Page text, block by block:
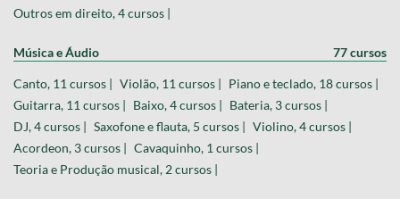
Outros em direito, 4 cursos |
Música e Áudio 77 cursos
Canto, 11 cursos | Violão, 11 cursos | Piano e teclado, 18 cursos |
Guitarra, 11 cursos | Baixo, 4 cursos | Bateria, 3 cursos |
DJ, 4 cursos | Saxofone e flauta, 5 cursos | Violino, 4 cursos |
Acordeon, 3 cursos | Cavaquinho, 1 cursos |
Teoria e Produção musical, 2 cursos |